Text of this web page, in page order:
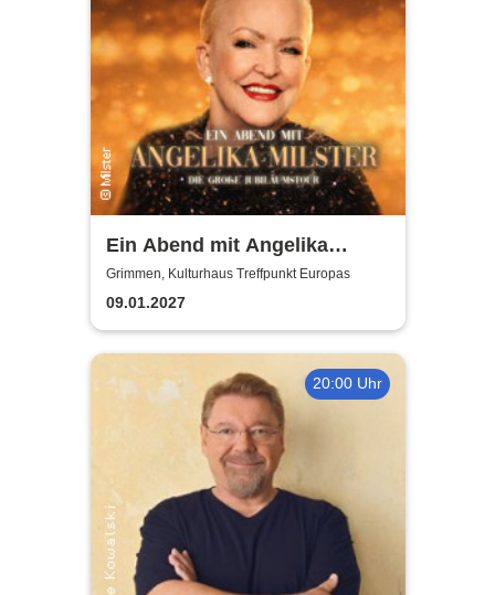
Ein Abend mit Angelika
Milster - Jubiläumstournee
2027
Grimmen, Kulturhaus Treffpunkt Europas
09.01.2027
20:00 Uhr